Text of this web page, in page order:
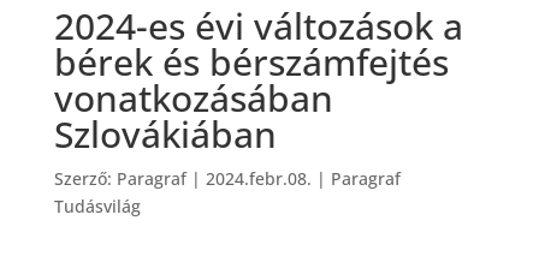
2024-es évi változások a
bérek és bérszámfejtés
vonatkozásában
Szlovákiában
Szerző: Paragraf| 2024.febr.08. | Paragraf
Tudásvilág